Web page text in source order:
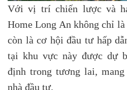
Với vị trí chiến lược và
Home Long An không chỉ
còn là cơ hội đầu tư hấp
tại khu vực này được dự
định trong tương lai,
nhà đầu tư.